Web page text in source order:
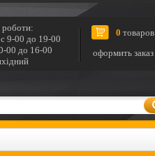
9-00 до 19-00
00 до 16-00
0 товаров
оформить заказ